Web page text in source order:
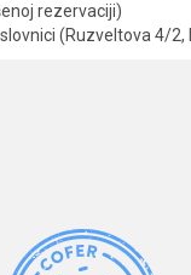
rezervaciji)
(Ruzveltova 4/2,